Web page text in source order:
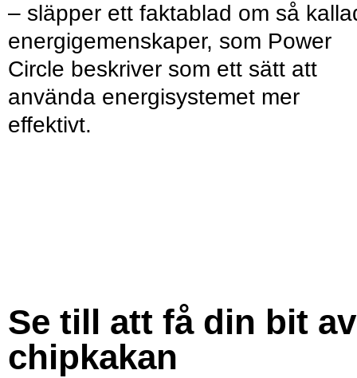
– släpper ett faktablad om så
energigemenskaper, som Power
Circle beskriver som ett sätt att
använda energisystemet mer
effektivt.
Se till att få din bit av
chipkakan